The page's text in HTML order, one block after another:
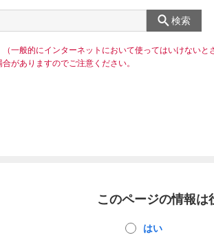
検索
一般的にインターネットにおいて使ってはいけない
がありますのでご注意ください。
このページの情報は
はい